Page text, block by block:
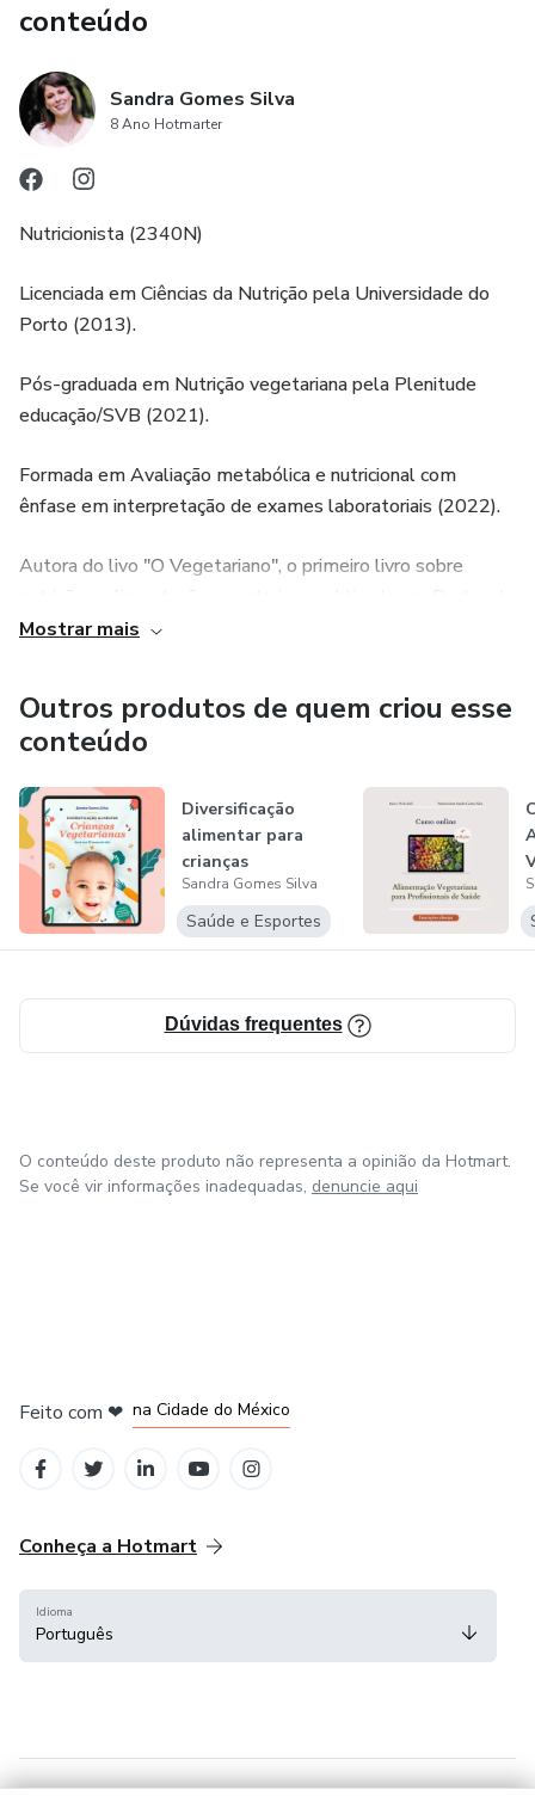
conteúdo
Sandra Gomes Silva
8 Ano Hotmarter
Nutricionista (2340N)
Licenciada em Ciências da Nutrição pela Universidade do
Porto (2013).
Pós-graduada em Nutrição vegetariana pela Plenitude
educação/SVB (2021).
Formada em Avaliação metabólica e nutricional com
ênfase em interpretação de exames laboratoriais (2022).
Autora do livo "O Vegetariano", o primeiro livro sobre
para crianças vegetarianas - dos 6 aos 12 meses de vida".
Saúde sobre alimentação vegetariana.
Mostrar mais
Outros produtos de quem criou esse
conteúdo
Diversificação
alimentar para
crianças
vegetarianas - dos
6...
Sandra Gomes Silva
Saúde e Esportes
Dúvidas frequentes
O conteúdo deste produto não representa a opinião da Hotmart.
Se você vir informações inadequadas, denuncie aqui
Feito com ❤ na Cidade do México
Conheça a Hotmart
Idioma
Português